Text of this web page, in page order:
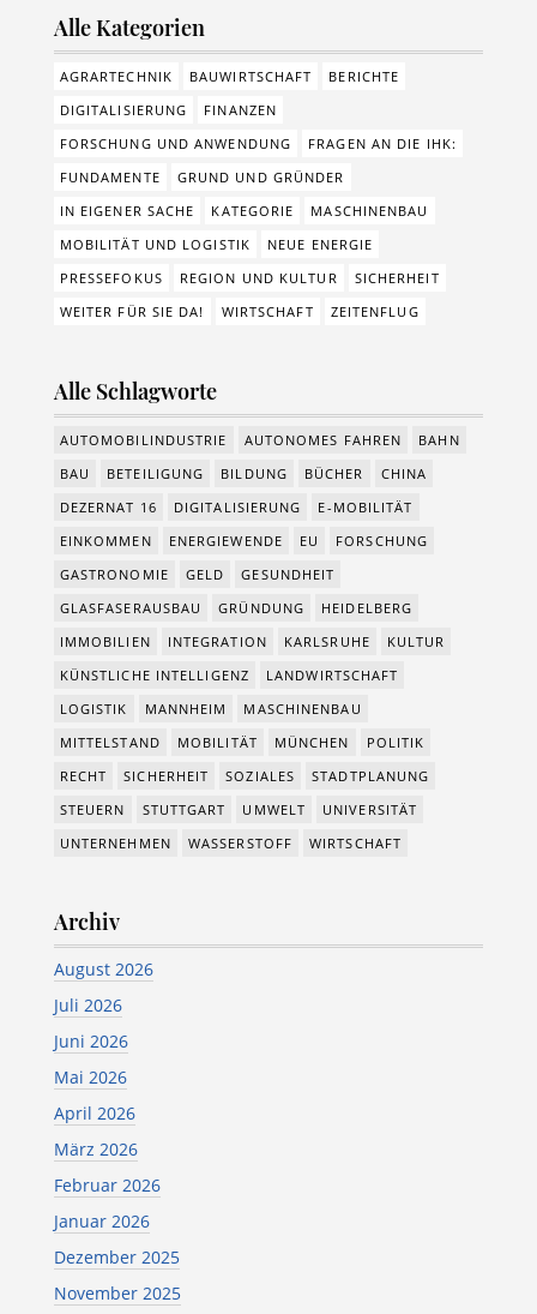
Alle Kategorien
AGRARTECHNIK BAUWIRTSCHAFT
BERICHTE
DIGITALISIERUNG
FINANZEN
FORSCHUNG UND ANWENDUNG
FRAGEN AN DIE IHK:
FUNDAMENTE
GRUND UND GRÜNDER
IN EIGENER SACHE
KATEGORIE
MASCHINENBAU
MOBILITÄT UND LOGISTIK
NEUE ENERGIE
PRESSEFOKUS
REGION UND KULTUR
SICHERHEIT
WEITER FÜR SIE DA!
WIRTSCHAFT ZEITENFLUG
Alle Schlagworte
AUTOMOBILINDUSTRIE AUTONOMES FAHREN
BAHN
BAU
BETEILIGUNG BILDUNG BÜCHER
CHINA
DEZERNAT 16
DIGITALISIERUNG
E-MOBILITÄT
EINKOMMEN
ENERGIEWENDE EU
FORSCHUNG
GASTRONOMIE
GELD
GESUNDHEIT
GLASFASERAUSBAU
GRÜNDUNG
HEIDELBERG
IMMOBILIEN
INTEGRATION KARLSRUHE
KULTUR
KÜNSTLICHE INTELLIGENZ
LANDWIRTSCHAFT
LOGISTIK
MANNHEIM
MASCHINENBAU
MITTELSTAND
MOBILITÄT MÜNCHEN
POLITIK
RECHT
SICHERHEIT SOZIALES
STADTPLANUNG
STEUERN
STUTTGART UMWELT
UNIVERSITÄT
UNTERNEHMEN
WASSERSTOFF WIRTSCHAFT
Archiv
August 2026
Juli 2026
Juni 2026
Mai 2026
April 2026
März 2026
Februar 2026
Januar 2026
Dezember 2025
November 2025